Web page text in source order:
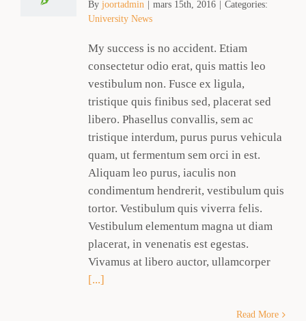
By joortadmin mars 15th, 2016
Categories:
University News
My success is no accident. Etiam
consectetur odio erat, quis mattis leo
vestibulum non. Fusce ex ligula,
tristique quis finibus sed, placerat sed
libero. Phasellus convallis, sem ac
tristique interdum, purus purus vehicula
quam, ut fermentum sem orci in est.
Aliquam leo purus, iaculis non
condimentum hendrerit, vestibulum quis
tortor. Vestibulum quis viverra felis.
Vestibulum elementum magna ut diam
placerat, in venenatis est egestas.
Vivamus at libero auctor, ullamcorper
[...]
Read More